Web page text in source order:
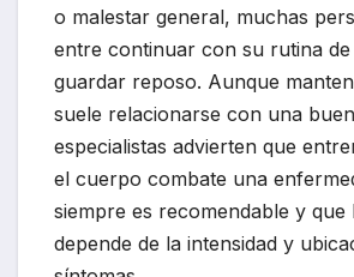
o malestar general, muchas
entre continuar con su rutina de
guardar reposo. Aunque
suele relacionarse con una
especialistas advierten que
el cuerpo combate una
siempre es recomendable y que
depende de la intensidad y